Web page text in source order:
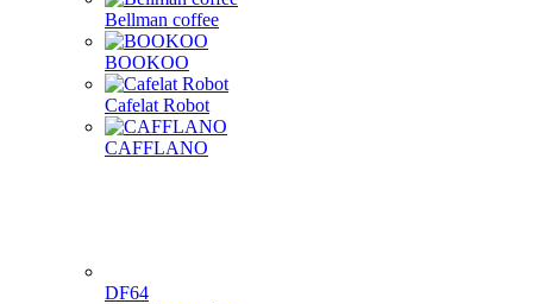
Bellman coffee
BOOKOO
Cafelat Robot
CAFFLANO
DF64